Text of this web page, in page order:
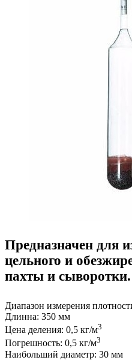
Предназначен для
цельного и
пахты и сыворотки.
Диапазон измерения
Длинна: 350 мм
Цена деления: 0,5 кг/м3
Погрешность: 0,5 кг/м3
Наибольший диаметр: 30 мм